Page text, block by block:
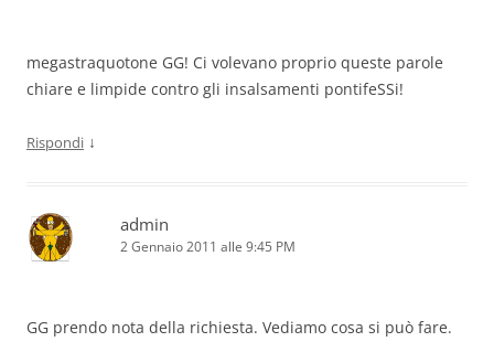
megastraquotone GG! Ci volevano proprio queste parole
chiare e limpide contro gli insalsamenti pontifeSSi!
Rispondi ↓
admin
2 Gennaio 2011 alle 9:45 PM
GG prendo nota della richiesta. Vediamo cosa si può fare.